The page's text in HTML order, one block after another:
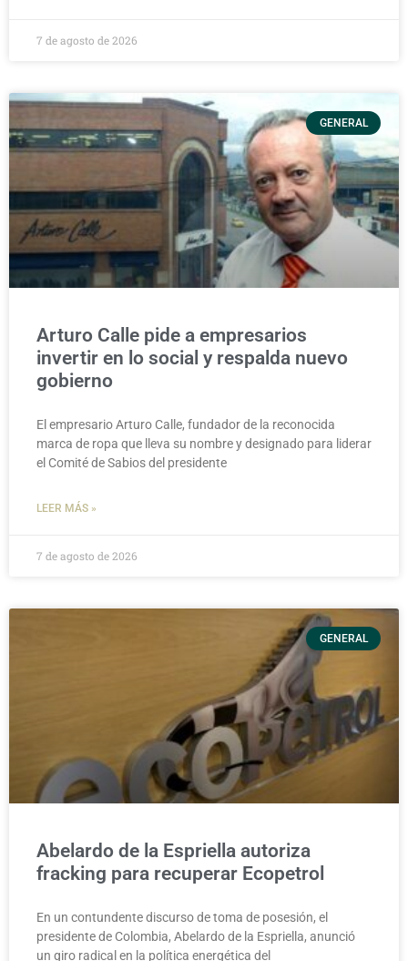
7 de agosto de 2026
GENERAL
Arturo Calle pide a empresarios
invertir en lo social y respalda nuevo
gobierno
El empresario Arturo Calle, fundador de la reconocida
marca de ropa que lleva su nombre y designado para liderar
el Comité de Sabios del presidente
LEER MÁS »
7 de agosto de 2026
GENERAL
Abelardo de la Espriella autoriza
fracking para recuperar Ecopetrol
En un contundente discurso de toma de posesión, el
presidente de Colombia, Abelardo de la Espriella, anunció
un giro radical en la política energética del